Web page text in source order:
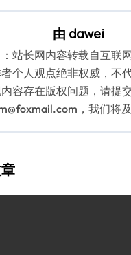
由 dawei
：站长网内容转载自互联
个人观点绝非权威，不
容存在版权问题，请提
，我们将及